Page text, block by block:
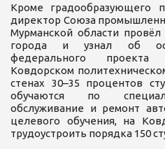
Кроме градообразующего
директор Союза
Мурманской области
города и узнал об
федерального проекта
Ковдорском
стенах 30–35 процентов
обучаются по
обслуживание и ремонт
целевого обучения, на
трудоустроить порядка 150